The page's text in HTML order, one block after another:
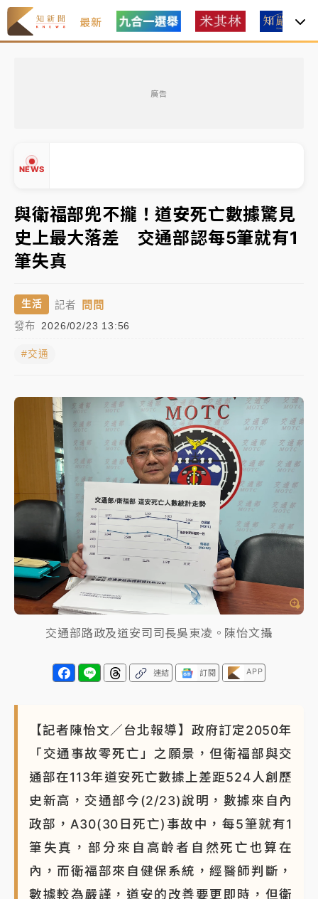
最新
廣告
NEWS
中信慈善基金會想增加董事人數！辜仲諒向法院聲請遭
駁 理由曝光
故宮《龍藏經》特展第2檔！今線上預約開賣一度塞車
周六起展出延長至晚上7時
台東農業處長涉圖利渡假村！東檢抗告成功 今重開羈
押庭
父親節泡湯了！中颱白海豚雨彈轟3天 「紅到發紫」降
雨熱區曝
女律師陳昱瑄詐慈濟10億！黃金158kg遭查扣畫面曝光
旅局回應了
中信慈善基金會想增加董事人數！辜仲諒向法院聲請遭
駁 理由曝光
故宮《龍藏經》特展第2檔！今線上預約開賣一度塞車
周六起展出延長至晚上7時
台東農業處長涉圖利渡假村！東檢抗告成功 今重開羈
押庭
父親節泡湯了！中颱白海豚雨彈轟3天 「紅到發紫」降
雨熱區曝
▼
與衛福部兜不攏！道安死亡數據驚見
史上最大落差 交通部認每5筆就有1
筆失真
生活 記者 問問
發布 2026/02/23 13:56
#交通
交通部路政及道安司司長吳東凌。陳怡文攝
連結 訂閱 APP
【記者陳怡文／台北報導】政府訂定2050年
「交通事故零死亡」之願景，但衛福部與交
通部在113年道安死亡數據上差距524人創歷
史新高，交通部今(2/23)說明，數據來自內
政部，A30(30日死亡)事故中，每5筆就有1
筆失真，部分來自高齡者自然死亡也算在
內，而衛福部來自健保系統，經醫師判斷，
數據較為嚴謹，道安的改善要更即時，但衛